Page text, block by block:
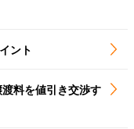
ント
料を値引き交渉す